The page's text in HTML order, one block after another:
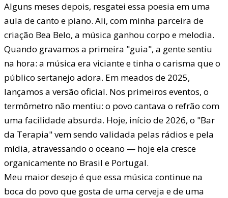
Alguns meses depois, resgatei essa poesia em uma
aula de canto e piano. Ali, com minha parceira de
criação Bea Belo, a música ganhou corpo e melodia.
Quando gravamos a primeira "guia", a gente sentiu
na hora: a música era viciante e tinha o carisma que o
público sertanejo adora. Em meados de 2025,
lançamos a versão oficial. Nos primeiros eventos, o
termômetro não mentiu: o povo cantava o refrão com
uma facilidade absurda. Hoje, início de 2026, o "Bar
da Terapia" vem sendo validada pelas rádios e pela
mídia, atravessando o oceano — hoje ela cresce
organicamente no Brasil e Portugal.
Meu maior desejo é que essa música continue na
boca do povo que gosta de uma cerveja e de uma